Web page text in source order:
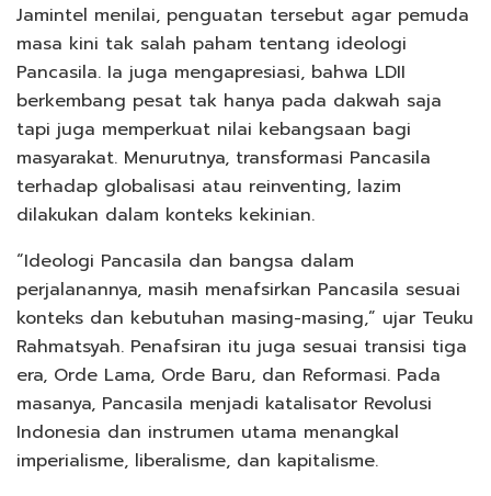
Jamintel menilai, penguatan tersebut agar pemuda
masa kini tak salah paham tentang ideologi
Pancasila. Ia juga mengapresiasi, bahwa LDII
berkembang pesat tak hanya pada dakwah saja
tapi juga memperkuat nilai kebangsaan bagi
masyarakat. Menurutnya, transformasi Pancasila
terhadap globalisasi atau reinventing, lazim
dilakukan dalam konteks kekinian.
“Ideologi Pancasila dan bangsa dalam
perjalanannya, masih menafsirkan Pancasila sesuai
konteks dan kebutuhan masing-masing,” ujar Teuku
Rahmatsyah. Penafsiran itu juga sesuai transisi tiga
era, Orde Lama, Orde Baru, dan Reformasi. Pada
masanya, Pancasila menjadi katalisator Revolusi
Indonesia dan instrumen utama menangkal
imperialisme, liberalisme, dan kapitalisme.